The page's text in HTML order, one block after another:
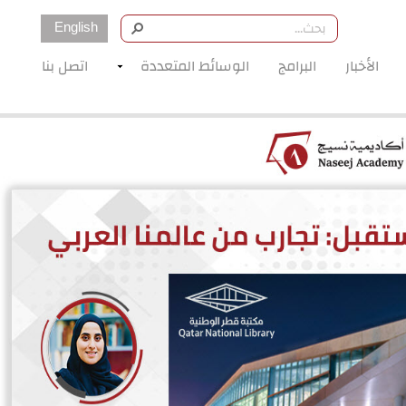
English
الأخبار البرامج الوسائط المتعددة اتصل بنا